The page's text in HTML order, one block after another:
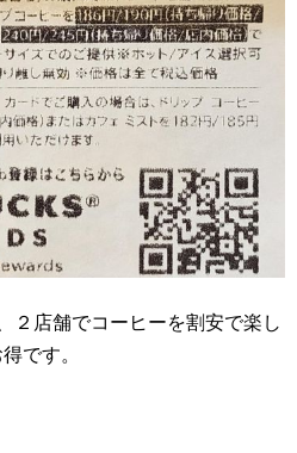
２店舗でコーヒーを割安で楽し
です。